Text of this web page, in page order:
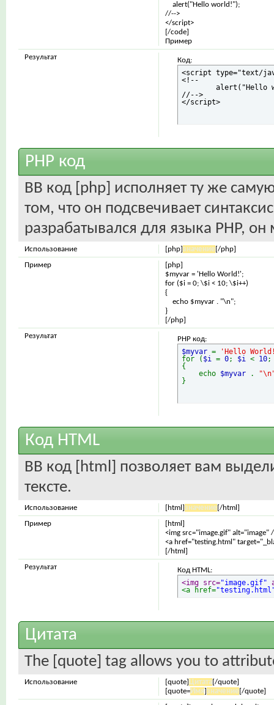
alert("Hello world!");
//-->
</script>
[/code]
Пример
Код:
<script type="text/
<!--
//-->
</script>
Результат
PHP код
BB код [php] исполняет ту же
том, что он подсвечивает
разрабатывался для языка PHP,
[php]значение [/php]
Использование
[php]
$myvar = 'Hello World!';
for ($i = 0; \$i < 10; \$i++)
{
echo $myvar . "\n";
}
[/php]
Пример
PHP код:
$myvar =
'Hello
for ( $i = 0; $i < 10
{
echo $myvar .
}
Результат
Код HTML
BB код [html] позволяет вам
тексте.
[html]значение [/html]
Использование
[html]
<img src="image.gif" alt="image"
<a href="testing.html"
[/html]
Пример
Код HTML:
<img src="image.gif"
<a href=
Результат
Цитата
The [quote] tag allows you to
[quote] Цитата[/quote]
[quote=Имя]значение [/quote]
Использование